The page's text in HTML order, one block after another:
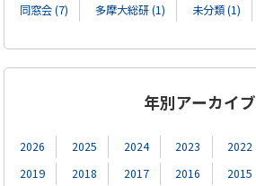
同窓会 (7)
多摩大総研 (1) 未分類 (1)
年別アーカイブ
2026 2025 2024 2023 2022
2019
2018 2017 2016 2015